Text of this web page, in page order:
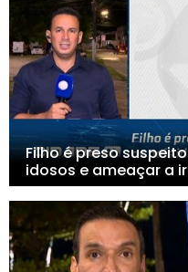
Filho é preso
idosos e ameaçar a